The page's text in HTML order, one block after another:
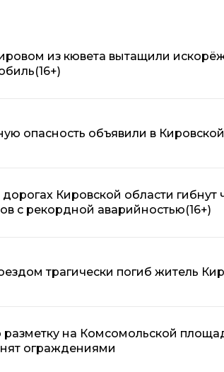
из кювета вытащили
(16+)
опасность объявили в
дорогах Кировской области гибнут
с рекордной аварийностью(16+)
трагически погиб житель
разметку на Комсомольской
ограждениями